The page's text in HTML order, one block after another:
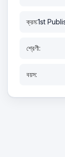
ক্রম:1st
শ্রেণী:
বয়স: